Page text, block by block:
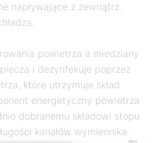
napływające z zewnątrz.
powietrza a miedziany
i dezynfekuje poprzez
które utrzymuje skład
energetyczny powietrza
dobranemu składowi stopu
kanałów wymiennika.